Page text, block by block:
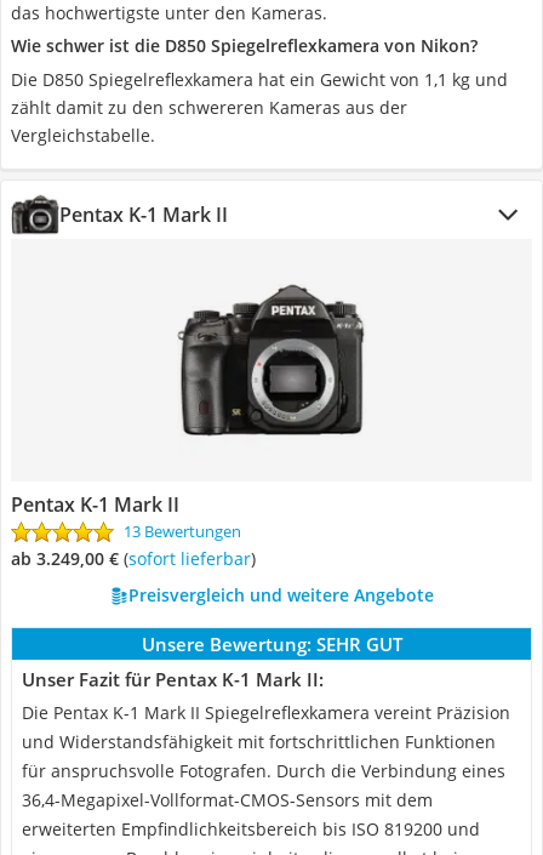
das hochwertigste unter den Kameras.
Wie schwer ist die D850 Spiegelreflexkamera von Nikon?
Die D850 Spiegelreflexkamera hat ein Gewicht von 1,1 kg und
zählt damit zu den schwereren Kameras aus der
Vergleichstabelle.
Pentax K-1 Mark II
Pentax K-1 Mark II
13 Bewertungen
ab 3.249,00 € ( Sofort lieferbar)
Preisvergleich und weitere Angebote
Unsere Bewertung: SEHR GUT
Unser Fazit für Pentax K-1 Mark II:
Die Pentax K-1 Mark II Spiegelreflexkamera vereint Präzision
und Widerstandsfähigkeit mit fortschrittlichen Funktionen
für anspruchsvolle Fotografen. Durch die Verbindung eines
36,4-Megapixel-Vollformat-CMOS-Sensors mit dem
erweiterten Empfindlichkeitsbereich bis ISO 819200 und